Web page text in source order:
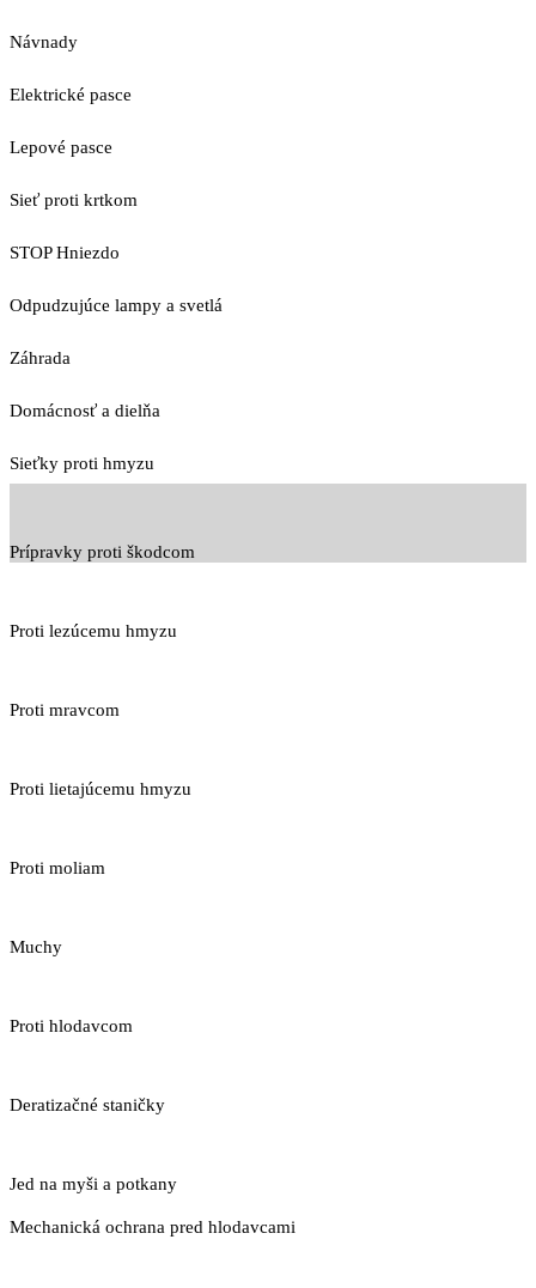
Návnady
Elektrické pasce
Lepové pasce
Sieť proti krtkom
STOP Hniezdo
Odpudzujúce lampy a svetlá
Záhrada
Domácnosť a dielňa
Sieťky proti hmyzu
Prípravky proti škodcom
Proti lezúcemu hmyzu
Proti mravcom
Proti lietajúcemu hmyzu
Proti moliam
Muchy
Proti hlodavcom
Deratizačné staničky
Jed na myši a potkany
Mechanická ochrana pred hlodavcami